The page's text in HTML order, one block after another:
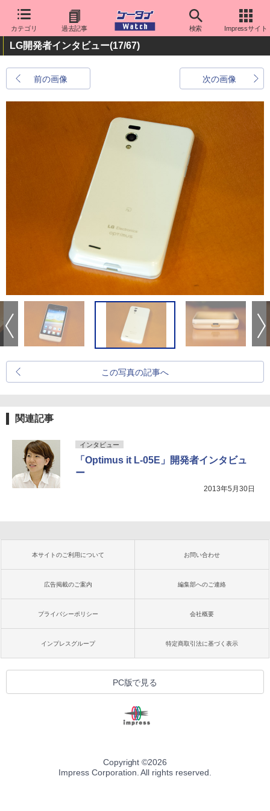
カテゴリ 過去記事 検索 Impressサイト
LG開発者インタビュー(17/67)
前の画像 次の画像
この写真の記事へ
関連記事
インタビュー
「Optimus it L-05E」開発者インタビュ
ー
2013年5月30日
本サイトのご利用について お問い合わせ
広告掲載のご案内 編集部へのご連絡
プライバシーポリシー 会社概要
インプレスグループ 特定商取引法に基づく表示
PC版で見る
Copyright ©2026
Impress Corporation. All rights reserved.